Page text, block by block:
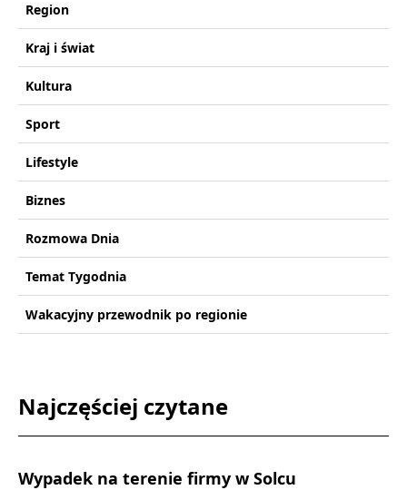
Region
Kraj i świat
Kultura
Sport
Lifestyle
Biznes
Rozmowa Dnia
Temat Tygodnia
Wakacyjny przewodnik po regionie
Najczęściej czytane
Wypadek na terenie firmy w Solcu